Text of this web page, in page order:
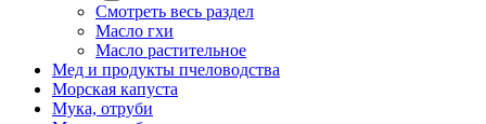
Смотреть весь раздел
Масло гхи
Масло растительное
Мед и продукты пчеловодства
Морская капуста
Мука, отруби